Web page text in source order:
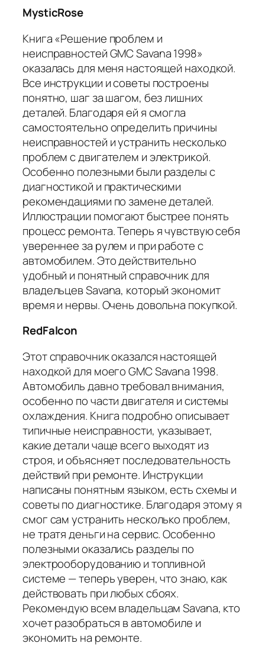
MysticRose
Книга «Решение проблем и
неисправностей GMC Savana 1998»
оказалась для меня настоящей находкой.
Все инструкции и советы построены
понятно, шаг за шагом, без лишних
деталей. Благодаря ей я смогла
самостоятельно определить причины
неисправностей и устранить несколько
проблем с двигателем и электрикой.
Особенно полезными были разделы с
диагностикой и практическими
рекомендациями по замене деталей.
Иллюстрации помогают быстрее понять
процесс ремонта. Теперь я чувствую себя
увереннее за рулем и при работе с
автомобилем. Это действительно
удобный и понятный справочник для
владельцев Savana, который экономит
время и нервы. Очень довольна покупкой.
RedFalcon
Этот справочник оказался настоящей
находкой для моего GMC Savana 1998.
Автомобиль давно требовал внимания,
особенно по части двигателя и системы
охлаждения. Книга подробно описывает
типичные неисправности, указывает,
какие детали чаще всего выходят из
строя, и объясняет последовательность
действий при ремонте. Инструкции
написаны понятным языком, есть схемы и
советы по диагностике. Благодаря этому я
смог сам устранить несколько проблем,
не тратя деньги на сервис. Особенно
полезными оказались разделы по
электрооборудованию и топливной
системе — теперь уверен, что знаю, как
действовать при любых сбоях.
Рекомендую всем владельцам Savana, кто
хочет разобраться в автомобиле и
экономить на ремонте.